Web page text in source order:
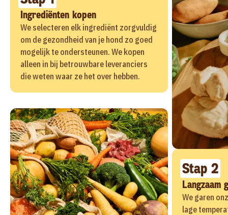
Ingrediënten kopen
We selecteren elk ingrediënt zorgvuldig
om de gezondheid van je hond zo goed
mogelijk te ondersteunen. We kopen
alleen in bij betrouwbare leveranciers
die weten waar ze het over hebben.
Stap 2
Langzaam
We garen
lage